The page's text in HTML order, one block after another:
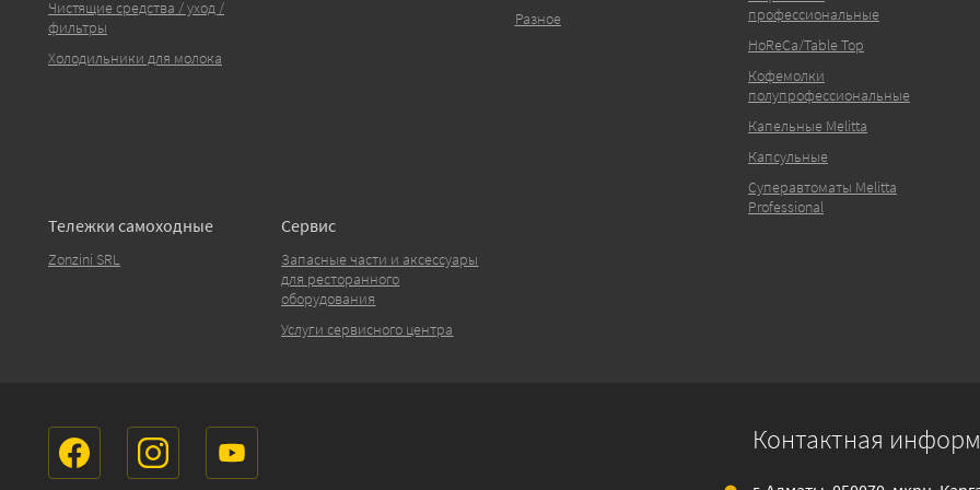
Чистящие средства / уход /
фильтры
Холодильники для молока
Разное
профессиональные
HoReCa/Table Top
Кофемолки
полупрофессиональные
Капельные Melitta
Капсульные
Суперавтоматы Melitta
Professional
Тележки самоходные
Zonzini SRL
Сервис
Запасные части и аксессуары
для ресторанного
оборудования
Услуги сервисного центра
Контактная